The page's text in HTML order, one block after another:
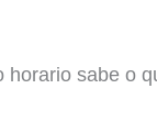
sabe o